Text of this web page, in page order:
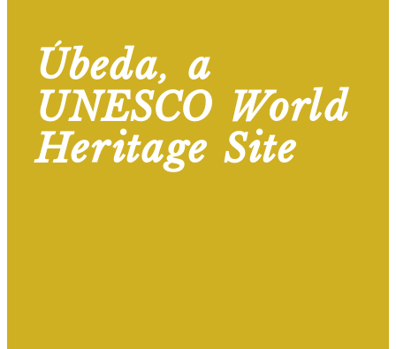
Úbeda, a
UNESCO World
Heritage Site